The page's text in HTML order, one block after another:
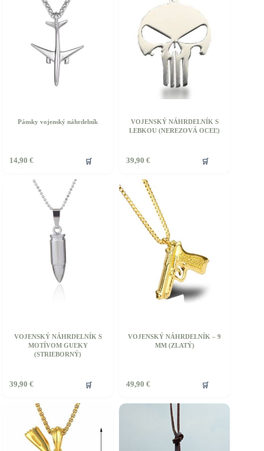
Pánsky vojenský náhrdelník
14,90 € 🛒
VOJENSKÝ NÁHRDELNÍK S
LEBKOU (NEREZOVÁ OCEĽ)
39,90 € 🛒
VOJENSKÝ NÁHRDELNÍK S
MOTÍVOM GUĽKY
(STRIEBORNÝ)
39,90 € 🛒
VOJENSKÝ NÁHRDELNÍK – 9
MM (ZLATÝ)
49,90 € 🛒